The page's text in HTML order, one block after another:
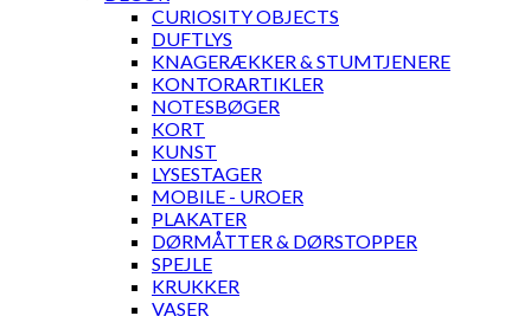
CURIOSITY OBJECTS
DUFTLYS
KNAGERÆKKER & STUMTJENERE
KONTORARTIKLER
NOTESBØGER
KORT
KUNST
LYSESTAGER
MOBILE - UROER
PLAKATER
DØRMÅTTER & DØRSTOPPER
SPEJLE
KRUKKER
VASER